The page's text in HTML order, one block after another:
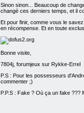
Sinon sinon... Beaucoup de
changé ces derniers temps, et il
Et pour finir, comme vous le
en récompense. Et en toute
Bonne visite,
7804j, forumjeux sur Rykke-Errel
P.S : Pour les possesseurs
commenter ;)
P.P.S : Fake ? Où ça un fake ???